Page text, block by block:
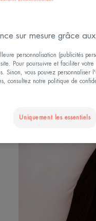
sur mesure grâce
personnalisation (publicités
Pour poursuivre et faciliter
Sinon, vous pouvez personnaliser
consultez notre politique de
Uniquement les essentiels